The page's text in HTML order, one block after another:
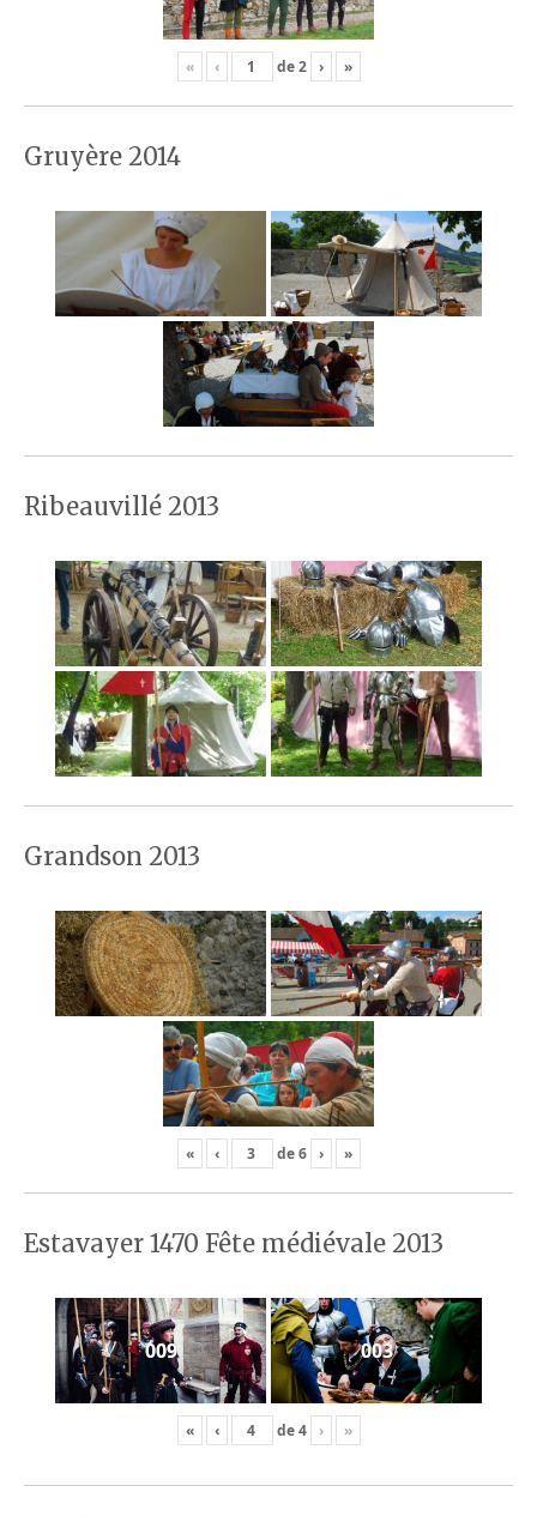
« ‹ de2 › »
Gruyère 2014
Ribeauvillé 2013
Grandson 2013
« ‹ de6 › »
Estavayer 1470 Fête médiévale 2013
009 003
« ‹ de4 › »